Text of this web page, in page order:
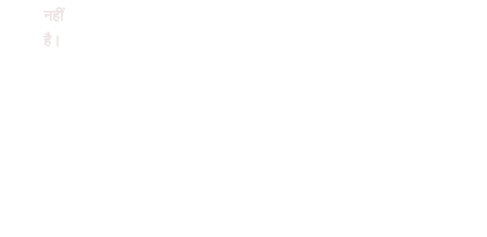
नहीं
है।